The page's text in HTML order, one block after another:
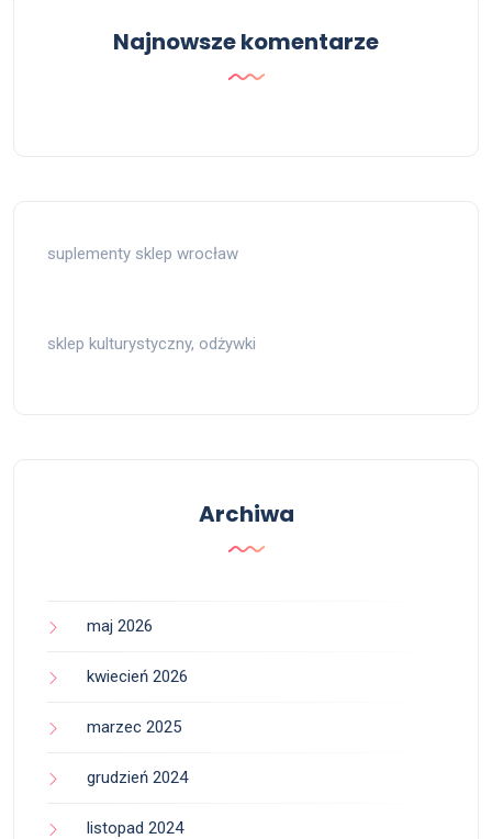
Najnowsze komentarze
suplementy sklep wrocław
sklep kulturystyczny, odżywki
Archiwa
maj 2026
kwiecień 2026
marzec 2025
grudzień 2024
listopad 2024